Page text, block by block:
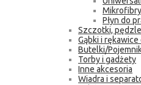
Płyn do
Szczotki,
Gąbki i rękawice
Butelki/
Torby i gadżety
Inne akcesoria
Wiadra i